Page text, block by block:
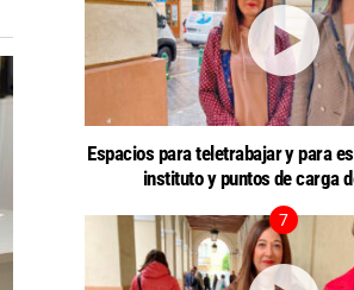
Espacios para teletrabajar y para
instituto y puntos de carga